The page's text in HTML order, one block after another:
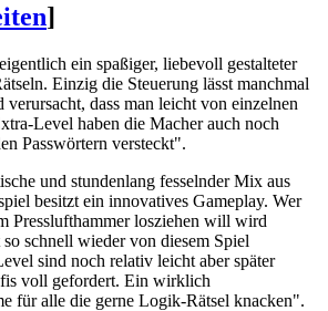
]
ein spaßiger, liebevoll gestalteter
Einzig die Steuerung lässt manchmal
dass man leicht von einzelnen
Level haben die Macher auch noch
Passwörtern versteckt".
und stundenlang fesselnder Mix aus
besitzt ein innovatives Gameplay. Wer
Presslufthammer losziehen will wird
so schnell wieder von diesem Spiel
sind noch relativ leicht aber später
voll gefordert. Ein wirklich
für alle die gerne Logik-Rätsel knacken".